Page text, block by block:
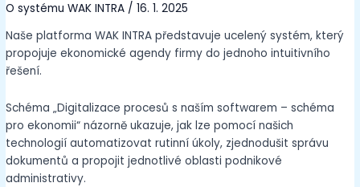
O systému WAK INTRA /16. 1. 2025
Naše platforma WAK INTRA představuje ucelený systém, který
propojuje ekonomické agendy firmy do jednoho intuitivního
řešení.
Schéma „Digitalizace procesů s naším softwarem – schéma
pro ekonomii“ názorně ukazuje, jak lze pomocí našich
technologií automatizovat rutinní úkoly, zjednodušit správu
dokumentů a propojit jednotlivé oblasti podnikové
administrativy.